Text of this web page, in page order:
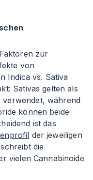
zur
von
Indica vs. Sativa
Sativas gelten als
verwendet, während
können beide
ist das
der jeweiligen
die
vielen Cannabinoide